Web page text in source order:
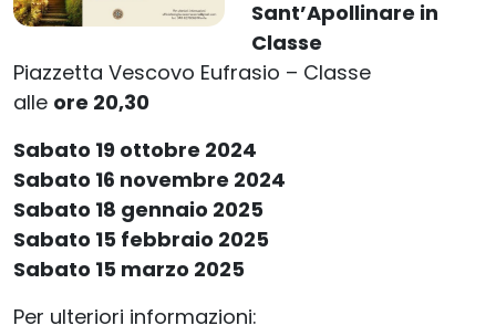
Sant’Apollinare in
Classe
Piazzetta Vescovo Eufrasio – Classe
alle ore 20,30
Sabato 19 ottobre 2024
Sabato 16 novembre 2024
Sabato 18 gennaio 2025
Sabato 15 febbraio 2025
Sabato 15 marzo 2025
Per ulteriori informazioni: